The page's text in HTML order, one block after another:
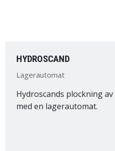
HYDROSCAND
Lagerautomat
Hydroscands plockning
med en lagerautomat.